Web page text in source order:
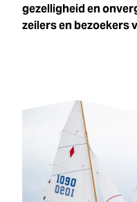
gezelligheid en
zeilers en bezoekers